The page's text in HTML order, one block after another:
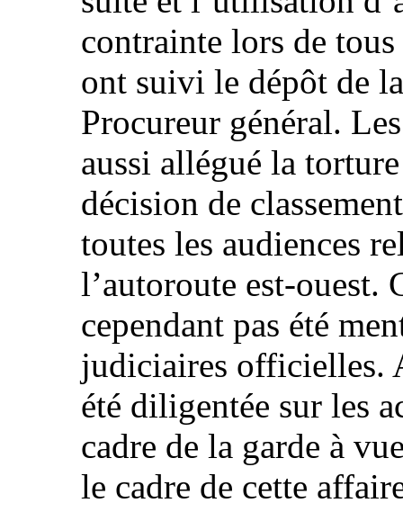
contrainte lors de
ont suivi le dépôt de
Procureur général.
aussi allégué la
décision de
toutes les audiences
l’autoroute est-ouest.
cependant pas été
judiciaires officielles.
été diligentée sur les
cadre de la garde à
le cadre de cette